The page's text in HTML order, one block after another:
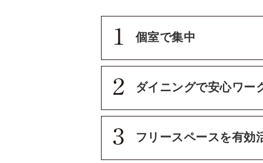
個室で集中
ダイニングで安心ワー
フリースペースを有効